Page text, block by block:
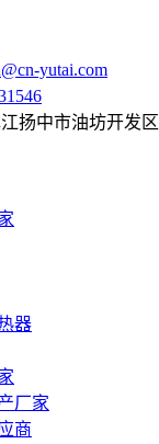
yutai.com
扬中市油坊开发区
器
厂家
商